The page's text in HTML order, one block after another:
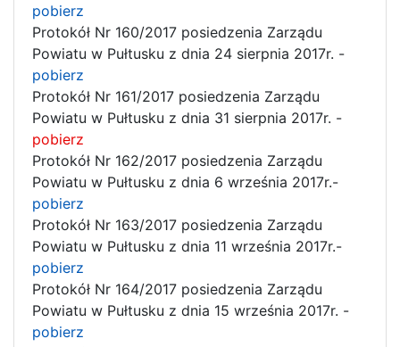
pobierz
Protokół Nr 160/2017 posiedzenia Zarządu
Powiatu w Pułtusku z dnia 24 sierpnia 2017r. -
pobierz
Protokół Nr 161/2017 posiedzenia Zarządu
Powiatu w Pułtusku z dnia 31 sierpnia 2017r. -
pobierz
Protokół Nr 162/2017 posiedzenia Zarządu
Powiatu w Pułtusku z dnia 6 września 2017r.-
pobierz
Protokół Nr 163/2017 posiedzenia Zarządu
Powiatu w Pułtusku z dnia 11 września 2017r.-
pobierz
Protokół Nr 164/2017 posiedzenia Zarządu
Powiatu w Pułtusku z dnia 15 września 2017r. -
pobierz